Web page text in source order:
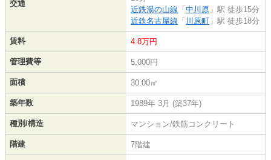
交通
近鉄湯の山線 「 中川原 」駅 徒歩15分
近鉄名古屋線 「 川原町 」駅 徒歩18分
賃料 4.8万円
管理費等 5,000円
面積 30.00㎡
築年数 1989年 3月 (築37年)
種別/構造 マンション/鉄筋コンクリート
階建 7階建